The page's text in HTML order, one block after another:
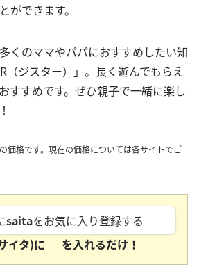
ができます。
くのママやパパにおすすめしたい知
（ジスター）」。長く遊んでもらえ
すすめです。ぜひ親子で一緒に楽し
価格です。現在の価格については各サイトでご
saitaをお気に入り登録する
イタ)に
を入れるだけ！